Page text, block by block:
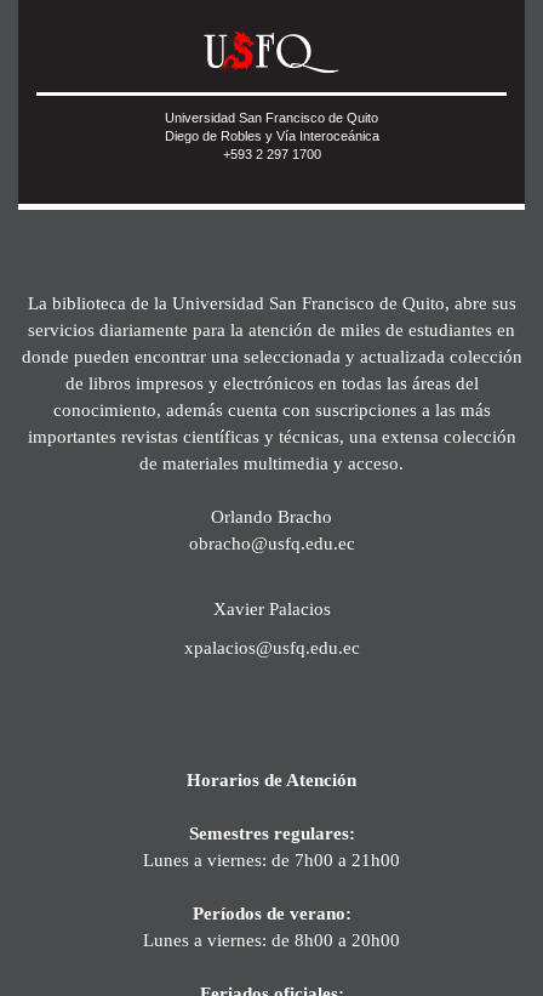
Universidad San Francisco de Quito
Diego de Robles y Vía Interoceánica
+593 2 297 1700
La biblioteca de la Universidad San Francisco de Quito, abre sus
servicios diariamente para la atención de miles de estudiantes en
donde pueden encontrar una seleccionada y actualizada colección
de libros impresos y electrónicos en todas las áreas del
conocimiento, además cuenta con suscripciones a las más
importantes revistas científicas y técnicas, una extensa colección
de materiales multimedia y acceso.
Orlando Bracho
obracho@usfq.edu.ec
Xavier Palacios
xpalacios@usfq.edu.ec
Horarios de Atención
Semestres regulares:
Lunes a viernes: de 7h00 a 21h00
Períodos de verano:
Lunes a viernes: de 8h00 a 20h00